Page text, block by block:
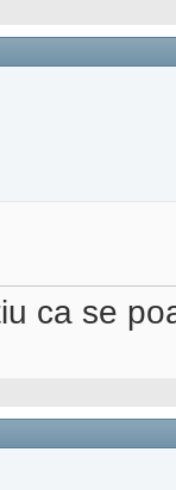
ca se